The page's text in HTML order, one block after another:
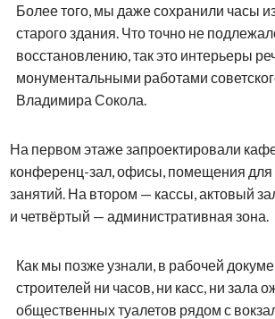
Более того, мы даже сохранили часы
старого здания. Что точно не
восстановлению, так это интерьеры
монументальными работами
Владимира Сокола.
На первом этаже запроектировали
конференц-зал, офисы, помещения для
занятий. На втором — кассы, актовый
и четвёртый — административная зона.
Как мы позже узнали, в рабочей
строителей ни часов, ни касс, ни зала
общественных туалетов рядом с